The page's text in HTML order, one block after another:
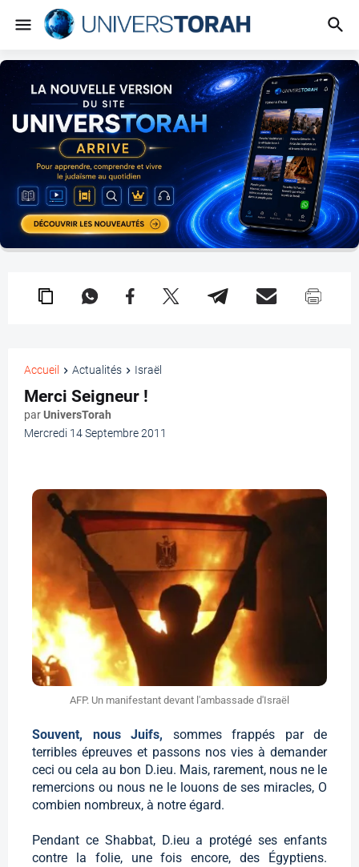
Accueil Actualités Israël
Merci Seigneur !
parUniversTorah
Mercredi 14 Septembre 2011
AFP. Un manifestant devant l'ambassade d'Israël
Souvent, nous Juifs, sommes frappés par de
terribles épreuves et passons nos vies à demander
ceci ou cela au bon D.ieu. Mais, rarement, nous ne le
remercions ou nous ne le louons de ses miracles, O
combien nombreux, à notre égard.
Pendant ce Shabbat, D.ieu a protégé ses enfants
contre la folie, une fois encore, des Égyptiens.